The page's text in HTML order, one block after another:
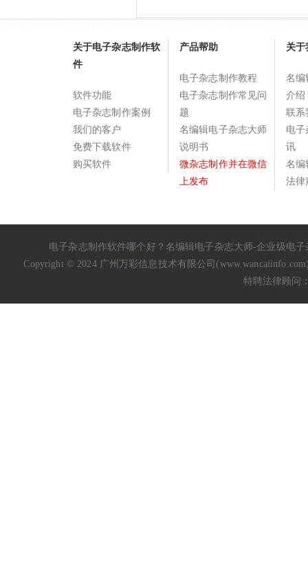
关于电子杂志制作软
件
软件功能
电子杂志制作案例
我们的客户
免费下载软件
购买软件
产品帮助
电子杂志制作教程
电子杂志制作常见问
题
名编辑电子杂志大师
说明书
微杂志制作并在微信
上发布
关于
名编
介绍
联系
电子
讯
名编
法律
电子杂志制作软件哪个好？名编辑电子杂志大师-企业级电子
Copyright © 2024 广州万彩信息技术有限公司(www.wancaiinfo.com
特聘法律顾问